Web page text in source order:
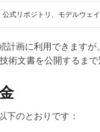
公式リポジトリ、モデルウェ
計画に利用できます
文書を公開するまで
下のとおりです：